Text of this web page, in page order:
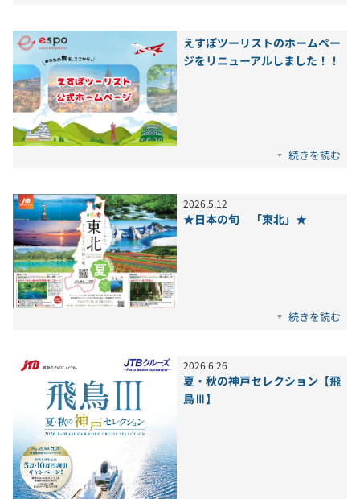
えすぽツーリストのホームペー
ジをリニューアルしました！！
続きを読む
2026.5.12
★日本の旬 「東北」★
続きを読む
2026.6.26
夏・秋の神戸セレクション【飛
鳥Ⅲ】